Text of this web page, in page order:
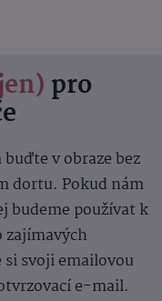
pro
v obraze bez
dortu. Pokud nám
budeme používat k
zajímavých
svoji emailovou
e-mail.